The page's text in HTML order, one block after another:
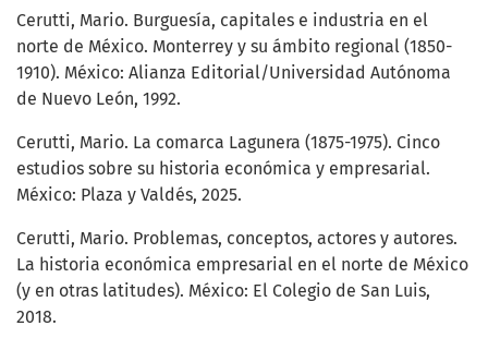
Cerutti, Mario. Burguesía, capitales e industria en el
norte de México. Monterrey y su ámbito regional (1850-
1910). México: Alianza Editorial/Universidad Autónoma
de Nuevo León, 1992.
Cerutti, Mario. La comarca Lagunera (1875-1975). Cinco
estudios sobre su historia económica y empresarial.
México: Plaza y Valdés, 2025.
Cerutti, Mario. Problemas, conceptos, actores y autores.
La historia económica empresarial en el norte de México
(y en otras latitudes). México: El Colegio de San Luis,
2018.